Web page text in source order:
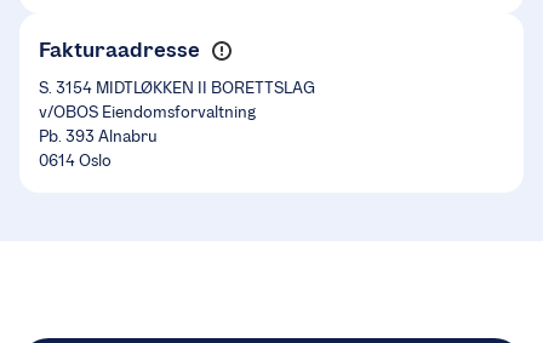
Fakturaadresse
S. 3154 MIDTLØKKEN II BORETTSLAG
v/OBOS Eiendomsforvaltning
Pb. 393 Alnabru
0614 Oslo